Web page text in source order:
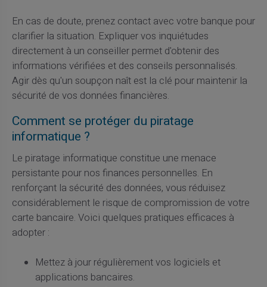
En cas de doute, prenez contact avec votre banque pour
clarifier la situation. Expliquer vos inquiétudes
directement à un conseiller permet d'obtenir des
informations vérifiées et des conseils personnalisés.
Agir dès qu'un soupçon naît est la clé pour maintenir la
sécurité de vos données financières.
Comment se protéger du piratage
informatique ?
Le piratage informatique constitue une menace
persistante pour nos finances personnelles. En
renforçant la sécurité des données, vous réduisez
considérablement le risque de compromission de votre
carte bancaire. Voici quelques pratiques efficaces à
adopter :
Mettez à jour régulièrement vos logiciels et
applications bancaires.